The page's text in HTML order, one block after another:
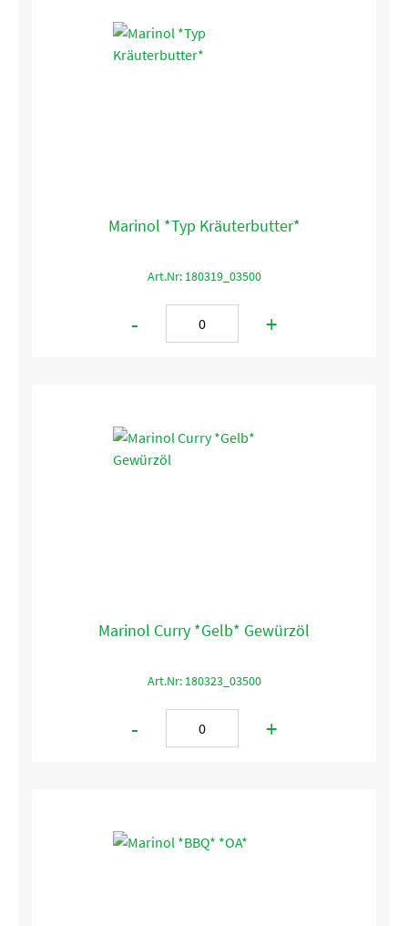
Marinol *Typ Kräuterbutter*
Art.Nr: 180319_03500
- +
Marinol Curry *Gelb* Gewürzöl
Art.Nr: 180323_03500
- +